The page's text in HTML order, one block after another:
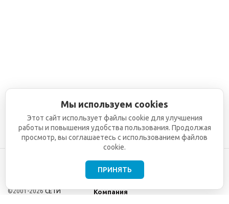
©2001-2026СЕТИ
Компания
Мы используем cookies
Этот сайт использует файлы cookie для улучшения
работы и повышения удобства пользования. Продолжая
просмотр, вы соглашаетесь с использованием файлов
cookie.
ПРИНЯТЬ